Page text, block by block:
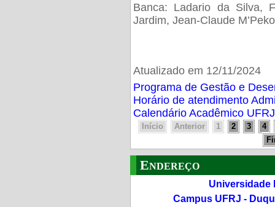
Banca: Ladario da Silva,
Jardim, Jean-Claude M’Peko
Atualizado em 12/11/2024
Programa de Gestão e
Horário de atendimento
Calendário Acadêmico
Início Anterior 1 2 3
4
Endereço
Universidade
Campus UFRJ -